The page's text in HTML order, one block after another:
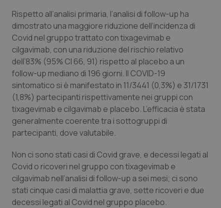
Quotidiano Chirurgia
Quotidiano Oncologia
Quotidiano Pediatria
Rene & patologie urogenitali
Salute orale & impianti
Tiroide
Tumore al seno
Rispetto all’analisi primaria, l’analisi di follow-up ha
dimostrato una maggiore riduzione dell’incidenza di
Covid nel gruppo trattato con tixagevimab e
cilgavimab, con una riduzione del rischio relativo
dell’83% (95% CI 66, 91) rispetto al placebo a un
follow-up mediano di 196 giorni. Il COVID-19
sintomatico si è manifestato in 11/3441 (0,3%) e 31/1731
(1,8%) partecipanti rispettivamente nei gruppi con
tixagevimab e cilgavimab e placebo. L’efficacia è stata
generalmente coerente tra i sottogruppi di
partecipanti, dove valutabile.
Non ci sono stati casi di Covid grave, e decessi legati al
Covid o ricoveri nel gruppo con tixagevimab e
cilgavimab nell’analisi di follow-up a sei mesi; ci sono
stati cinque casi di malattia grave, sette ricoveri e due
decessi legati al Covid nel gruppo placebo.